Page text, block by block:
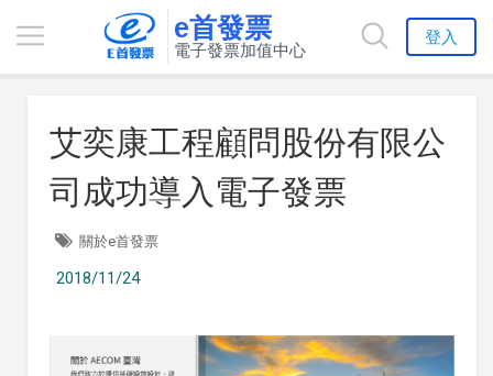
e首發票
電子發票加值中心
登入
艾奕康工程顧問股份有限公
司成功導入電子發票
關於e首發票
2018/11/24